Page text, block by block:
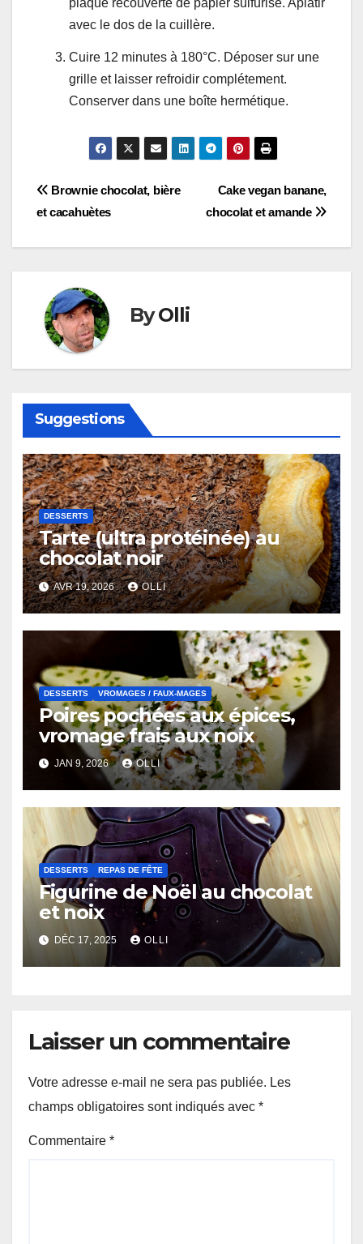
plaque recouverte de papier sulfurisé. Aplatir
avec le dos de la cuillère.
Cuire 12 minutes à 180°C. Déposer sur une
grille et laisser refroidir complétement.
Conserver dans une boîte hermétique.
Navigation
Cake vegan banane,
chocolat et amande
Brownie chocolat, bière
et cacahuètes
ByOlli
Suggestions
DESSERTS
Tarte (ultra protéinée) au
chocolat noir
AVR 19, 2026 OLLI
DESSERTS VROMAGES / FAUX-MAGES
Poires pochées aux épices,
vromage frais aux noix
JAN 9, 2026 OLLI
DESSERTS REPAS DE FÊTE
Figurine de Noël au chocolat
et noix
DÉC 17, 2025 OLLI
Laisser un commentaire
Votre adresse e-mail ne sera pas publiée. Les
champs obligatoires sont indiqués avec *
Commentaire *